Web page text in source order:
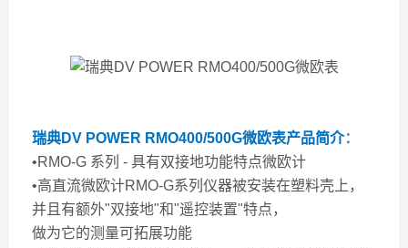
瑞典DV POWER RMO400/500G微欧表产品简介：
•RMO-G 系列 - 具有双接地功能特点微欧计
•高直流微欧计RMO-G系列仪器被安装在塑料壳上，
并且有额外"双接地"和"遥控装置"特点，
做为它的测量可拓展功能